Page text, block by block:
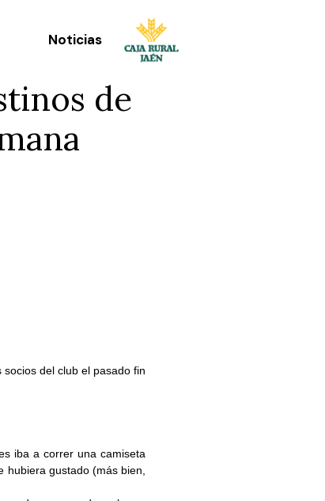
Noticias
de
del club el pasado fin
iba a correr una camiseta
gustado (más bien,